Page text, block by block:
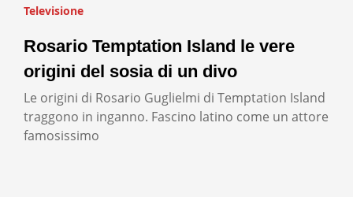
Televisione
Rosario Temptation Island le vere
origini del sosia di un divo
Le origini di Rosario Guglielmi di Temptation Island
traggono in inganno. Fascino latino come un attore
famosissimo